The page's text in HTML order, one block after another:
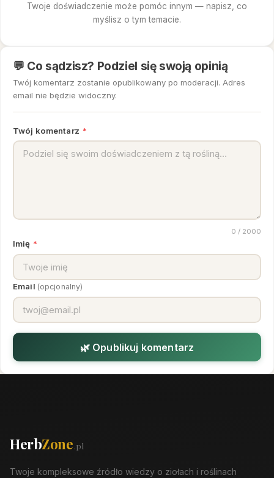
Twoje doświadczenie może pomóc innym — napisz, co
myślisz o tym temacie.
💬 Co sądzisz? Podziel się swoją opinią
Twój komentarz zostanie opublikowany po moderacji. Adres
email nie będzie widoczny.
Twój komentarz *
0 / 2000
Imię *
Email (opcjonalny)
🌿 Opublikuj komentarz
HerbZone.pl
Twoje kompleksowe źródło wiedzy o ziołach i roślinach